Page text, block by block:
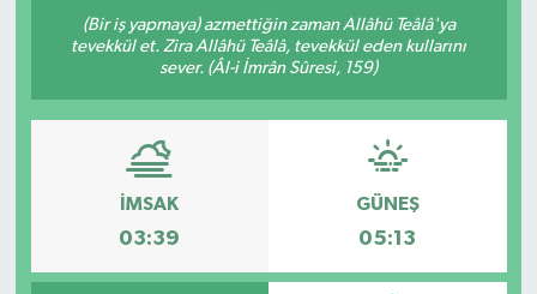
(Bir iş yapmaya) azmettiğin zaman Allâhü Teâlâ'ya
tevekkül et. Zira Allâhü Teâlâ, tevekkül eden kullarını
sever. (Âl-i İmrân Sûresi, 159)
İMSAK
03:39
GÜNEŞ
05:13
SAVUNMA